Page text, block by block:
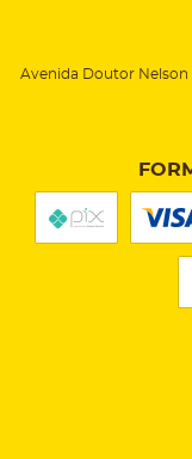
Avenida Doutor Nelson